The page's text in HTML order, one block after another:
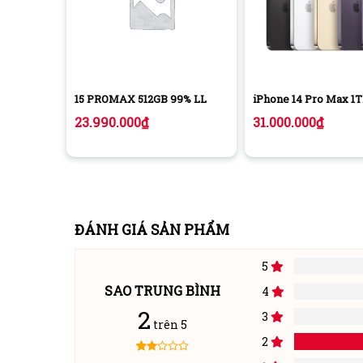
Mua iPhone 12 giá rẻ, ưu đãi khủng tại Minh
iPhone, bạn sẽ không thể bỏ lỡ “siêu phẩm”
những phần quà hấp dẫn, bạn hãy đến với Minh
đến từ các hãng nổi tiếng và thường xuyên cập
ĐÁNH GIÁ SẢN PHẨM
SAO TRUNG BÌNH
2 trên 5
5
4
3
2
15 PROMAX 512GB 99% LL
23.990.000₫
iPhone 14 Pro Max
31.000.000₫